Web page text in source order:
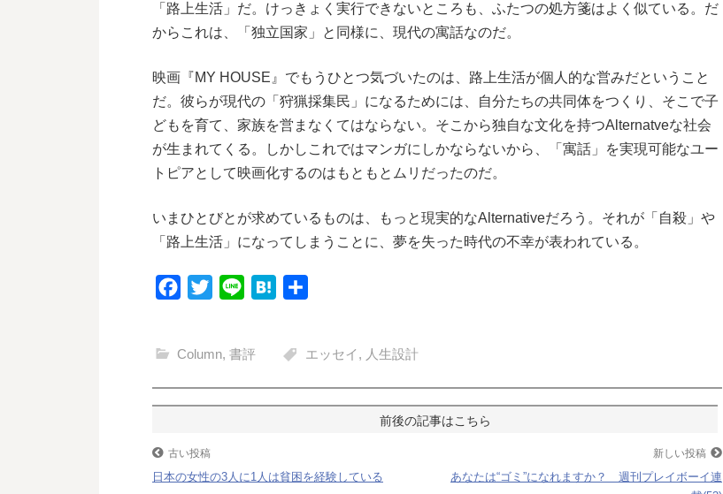
「路上生活」だ。けっきょく実行できないところも、ふたつの処方箋はよく似ている。だ
からこれは、「独立国家」と同様に、現代の寓話なのだ。
映画『MY HOUSE』でもうひとつ気づいたのは、路上生活が個人的な営みだということ
だ。彼らが現代の「狩猟採集民」になるためには、自分たちの共同体をつくり、そこで子
どもを育て、家族を営まなくてはならない。そこから独自な文化を持つAlternatveな社会
が生まれてくる。しかしこれではマンガにしかならないから、「寓話」を実現可能なユー
トピアとして映画化するのはもともとムリだったのだ。
いまひとびとが求めているものは、もっと現実的なAlternativeだろう。それが「自殺」や
「路上生活」になってしまうことに、夢を失った時代の不幸が表われている。
e
b
o
k
t
t
e
e
e
n
a
Column, 書評 エッセイ , 人生設計
稿古い投稿
日本の女性の3人に1人は貧困を経験している
新しい投稿
あなたは“ゴミ”になれますか？ 週刊プレイボーイ連